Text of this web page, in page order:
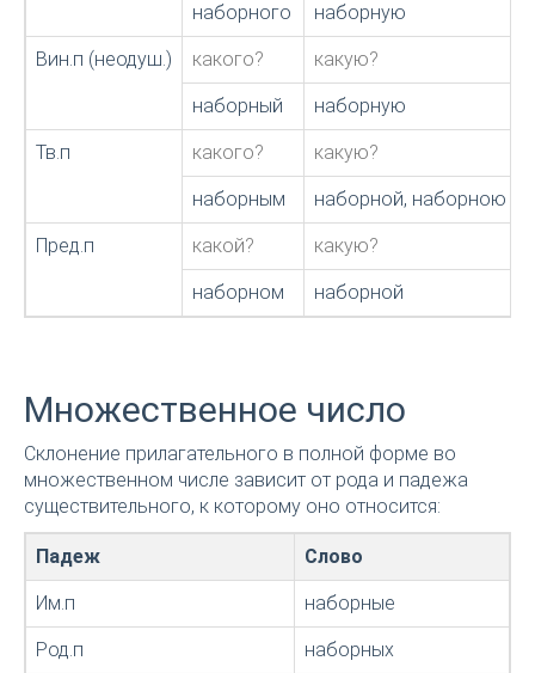
наборного наборную
Вин.п (неодуш.) какого? какую?
наборный наборную
Тв.п какого? какую?
наборным наборной, наборною
Пред.п какой? какую?
наборном наборной
Множественное число
Склонение прилагательного в полной форме во
множественном числе зависит от рода и падежа
существительного, к которому оно относится:
Падеж Слово
Им.п наборные
Род.п наборных